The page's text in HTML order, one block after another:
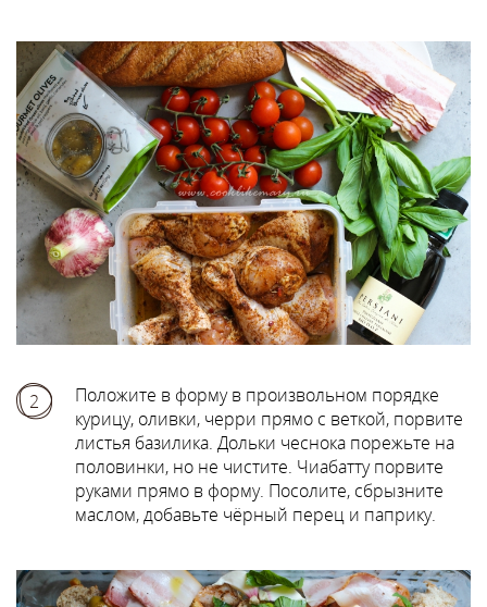
2
Положите в форму в произвольном порядке
курицу, оливки, черри прямо с веткой, порвите
листья базилика. Дольки чеснока порежьте на
половинки, но не чистите. Чиабатту порвите
руками прямо в форму. Посолите, сбрызните
маслом, добавьте чёрный перец и паприку.